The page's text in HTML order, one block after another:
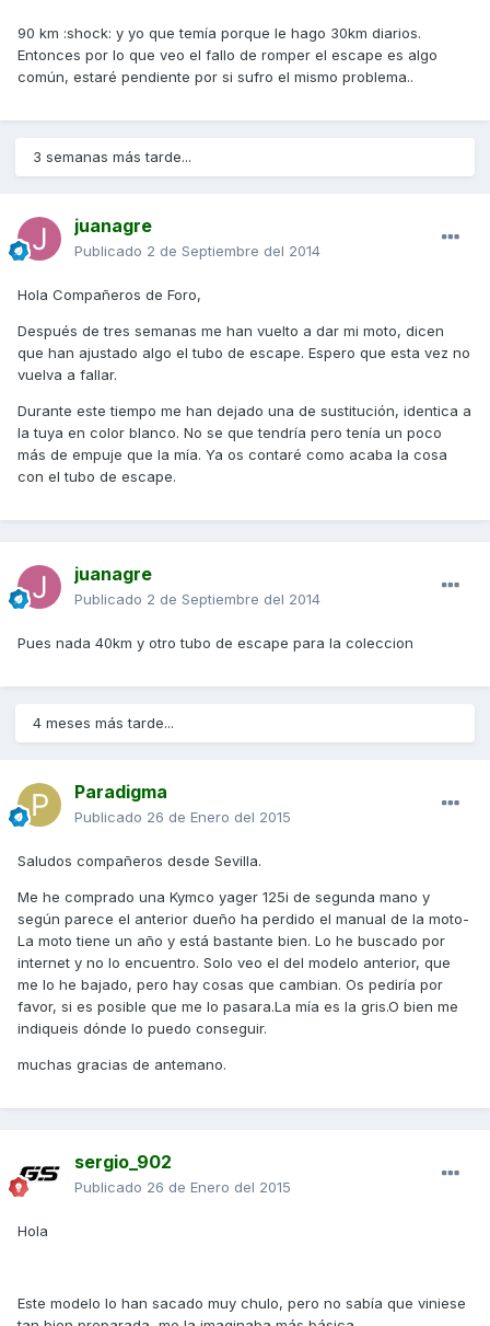
90 km :shock: y yo que temía porque le hago 30km diarios.
Entonces por lo que veo el fallo de romper el escape es algo
común, estaré pendiente por si sufro el mismo problema..
3 semanas más tarde...
juanagre
Publicado 2 de Septiembre del 2014
Hola Compañeros de Foro,
Después de tres semanas me han vuelto a dar mi moto, dicen
que han ajustado algo el tubo de escape. Espero que esta vez no
vuelva a fallar.
Durante este tiempo me han dejado una de sustitución, identica a
la tuya en color blanco. No se que tendría pero tenía un poco
más de empuje que la mía. Ya os contaré como acaba la cosa
con el tubo de escape.
juanagre
Publicado 2 de Septiembre del 2014
Pues nada 40km y otro tubo de escape para la coleccion
4 meses más tarde...
Paradigma
Publicado 26 de Enero del 2015
Saludos compañeros desde Sevilla.
Me he comprado una Kymco yager 125i de segunda mano y
según parece el anterior dueño ha perdido el manual de la moto-
La moto tiene un año y está bastante bien. Lo he buscado por
internet y no lo encuentro. Solo veo el del modelo anterior, que
me lo he bajado, pero hay cosas que cambian. Os pediría por
favor, si es posible que me lo pasara.La mía es la gris.O bien me
indiqueis dónde lo puedo conseguir.
muchas gracias de antemano.
sergio_902
Publicado 26 de Enero del 2015
Hola
Este modelo lo han sacado muy chulo, pero no sabía que viniese